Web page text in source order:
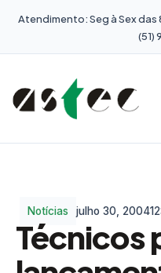
Atendimento: Seg à Sex das
(51)
Notícias julho 30, 2004
Técnicos